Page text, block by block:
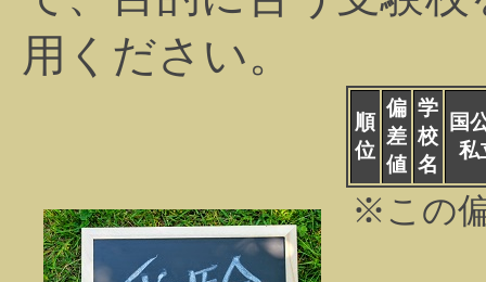
用ください。
順
位
偏
差
値
学
校
名
国
私
※この